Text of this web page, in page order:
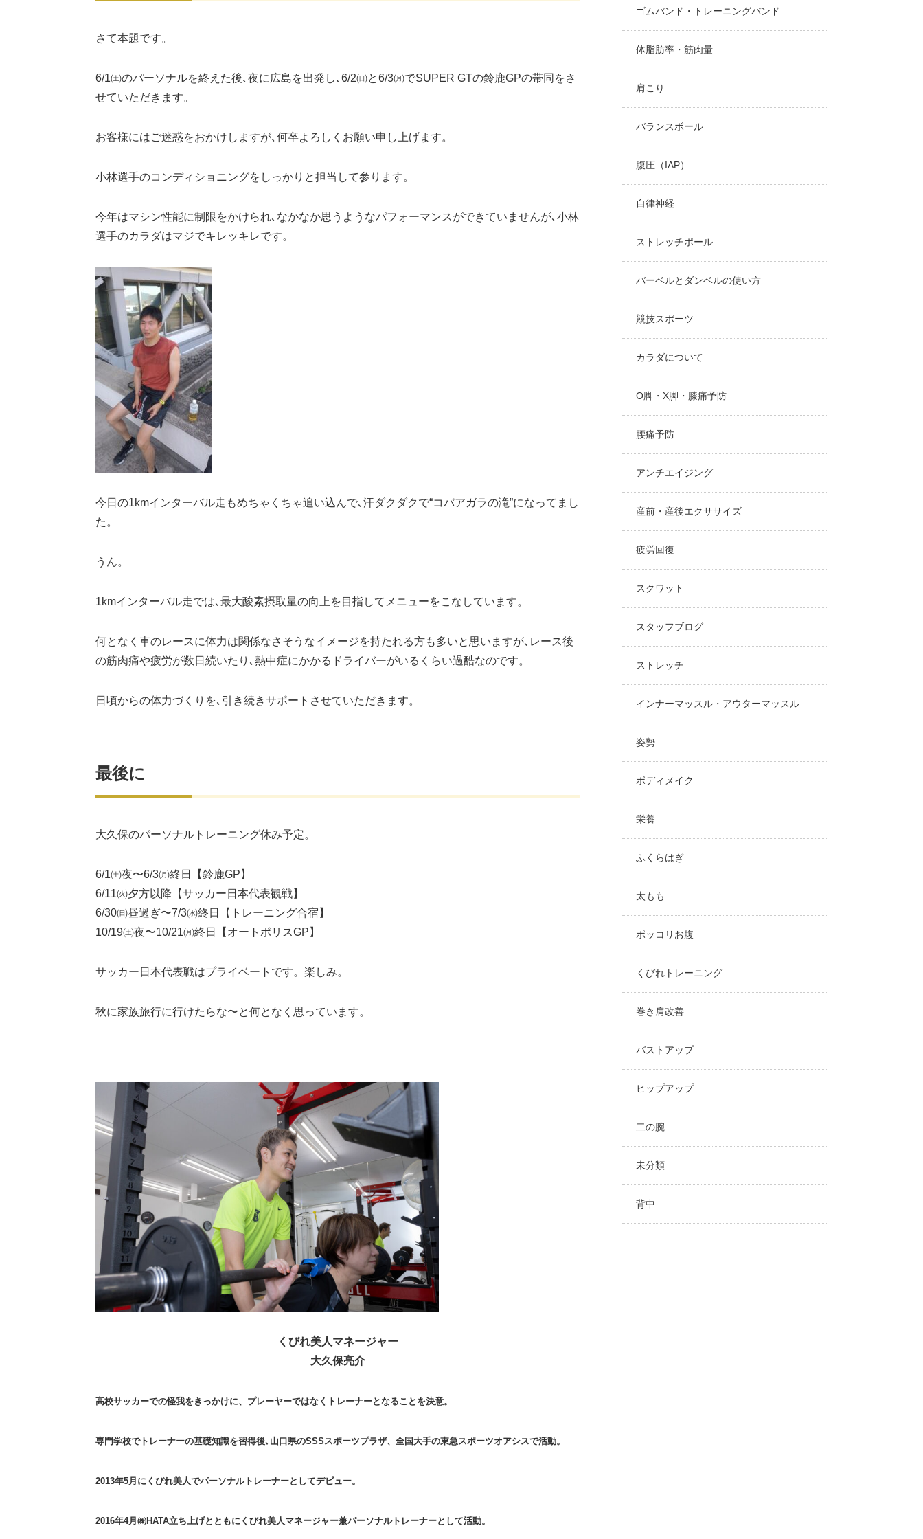
さて本題です。
6/1㈯のパーソナルを終えた後､夜に広島を出発し､6/2㈰と6/3㈪でSUPER GTの鈴鹿GPの帯同をさ
せていただきます。
お客様にはご迷惑をおかけしますが､何卒よろしくお願い申し上げます。
小林選手のコンディショニングをしっかりと担当して参ります。
今年はマシン性能に制限をかけられ､なかなか思うようなパフォーマンスができていませんが､小林
選手のカラダはマジでキレッキレです。
今日の1kmインターバル走もめちゃくちゃ追い込んで､汗ダクダクで“コバアガラの滝”になってまし
た。
うん。
1kmインターバル走では､最大酸素摂取量の向上を目指してメニューをこなしています。
何となく車のレースに体力は関係なさそうなイメージを持たれる方も多いと思いますが､レース後
の筋肉痛や疲労が数日続いたり､熱中症にかかるドライバーがいるくらい過酷なのです。
日頃からの体力づくりを､引き続きサポートさせていただきます。
最後に
大久保のパーソナルトレーニング休み予定。
6/1㈯夜〜6/3㈪終日【鈴鹿GP】
6/11㈫夕方以降【サッカー日本代表観戦】
6/30㈰昼過ぎ〜7/3㈬終日【トレーニング合宿】
10/19㈯夜〜10/21㈪終日【オートポリスGP】
サッカー日本代表戦はプライベートです。楽しみ。
秋に家族旅行に行けたらな〜と何となく思っています。
くびれ美人マネージャー
大久保亮介
高校サッカーでの怪我をきっかけに、プレーヤーではなくトレーナーとなることを決意。
専門学校でトレーナーの基礎知識を習得後､山口県のSSSスポーツプラザ、全国大手の東急スポーツオアシスで活動。
2013年5月にくびれ美人でパーソナルトレーナーとしてデビュー。
2016年4月㈱HATA立ち上げとともにくびれ美人マネージャー兼パーソナルトレーナーとして活動。
ゴムバンド・トレーニングバンド
体脂肪率・筋肉量
肩こり
バランスボール
腹圧（IAP）
自律神経
ストレッチポール
バーベルとダンベルの使い方
競技スポーツ
カラダについて
O脚・X脚・膝痛予防
腰痛予防
アンチエイジング
産前・産後エクササイズ
疲労回復
スクワット
スタッフブログ
ストレッチ
インナーマッスル・アウターマッスル
姿勢
ボディメイク
栄養
ふくらはぎ
太もも
ポッコリお腹
くびれトレーニング
巻き肩改善
バストアップ
ヒップアップ
二の腕
未分類
背中